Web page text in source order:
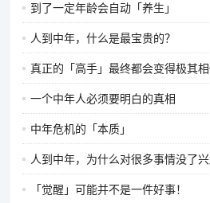
到了一定年龄会自动「养生」
人到中年，什么是最宝贵的？
真正的「高手」最终都会变得极其
一个中年人必须要明白的真相
中年危机的「本质」
人到中年，为什么对很多事情没了兴
「觉醒」可能并不是一件好事！